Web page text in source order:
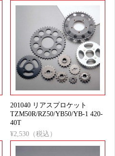
201040 リアスプロケット
TZM50R/RZ50/YB50/YB-1 420-
40T
¥2,530（税込）